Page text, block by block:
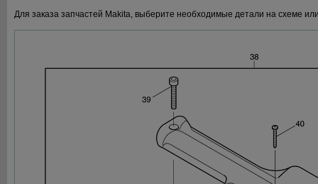
Для заказа запчастей Makita, выберите необходимые детали на схеме